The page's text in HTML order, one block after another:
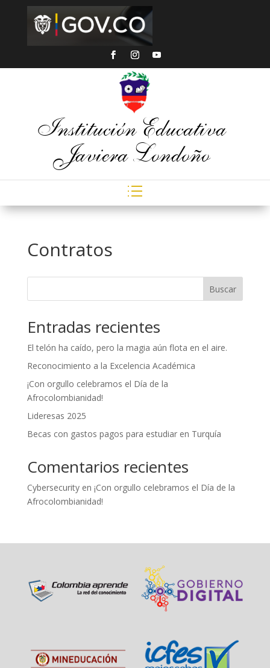
Institución Educativa
Javiera Londoño
Contratos
Buscar
Entradas recientes
El telón ha caído, pero la magia aún flota en el aire.
Reconocimiento a la Excelencia Académica
¡Con orgullo celebramos el Día de la
Afrocolombianidad!
Lideresas 2025
Becas con gastos pagos para estudiar en Turquía
Comentarios recientes
Cybersecurityen ¡Con orgullo celebramos el Día de la
Afrocolombianidad!